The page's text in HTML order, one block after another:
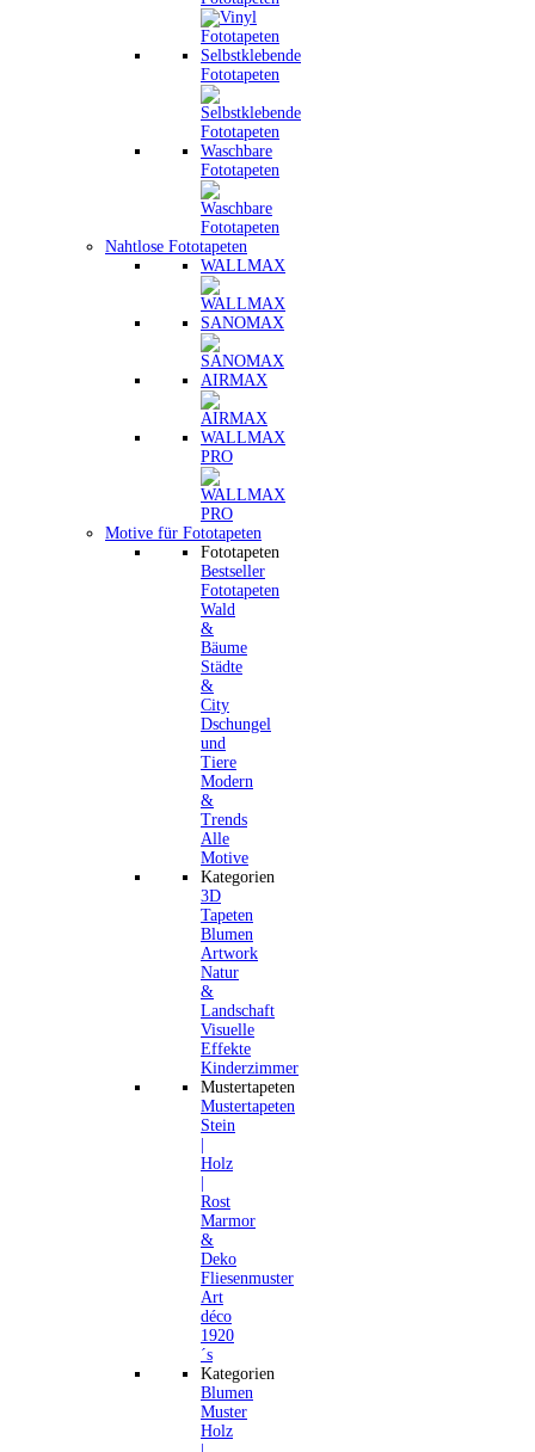
Selbstklebende
Fototapeten
Waschbare
Fototapeten
Nahtlose Fototapeten
WALLMAX
SANOMAX
AIRMAX
WALLMAX
PRO
Motive für Fototapeten
Fototapeten
Bestseller
Fototapeten
Wald
&
Bäume
Städte
&
City
Dschungel
und
Tiere
Modern
&
Trends
Alle
Motive
Kategorien
3D
Tapeten
Blumen
Artwork
Natur
&
Landschaft
Visuelle
Effekte
Kinderzimmer
Mustertapeten
Mustertapeten
Stein
Holz
Rost
Marmor
&
Deko
Fliesenmuster
Art
déco
1920
´s
Kategorien
Blumen
Muster
Holz